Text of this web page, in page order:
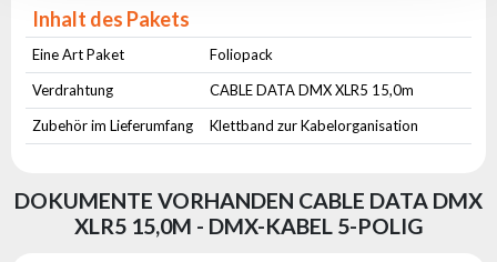
Inhalt des Pakets
Eine Art Paket
Foliopack
Verdrahtung
CABLE DATA DMX XLR5 15,0m
Zubehör im Lieferumfang
Klettband zur Kabelorganisation
DOKUMENTE VORHANDEN CABLE DATA DMX
XLR5 15,0M - DMX-KABEL 5-POLIG